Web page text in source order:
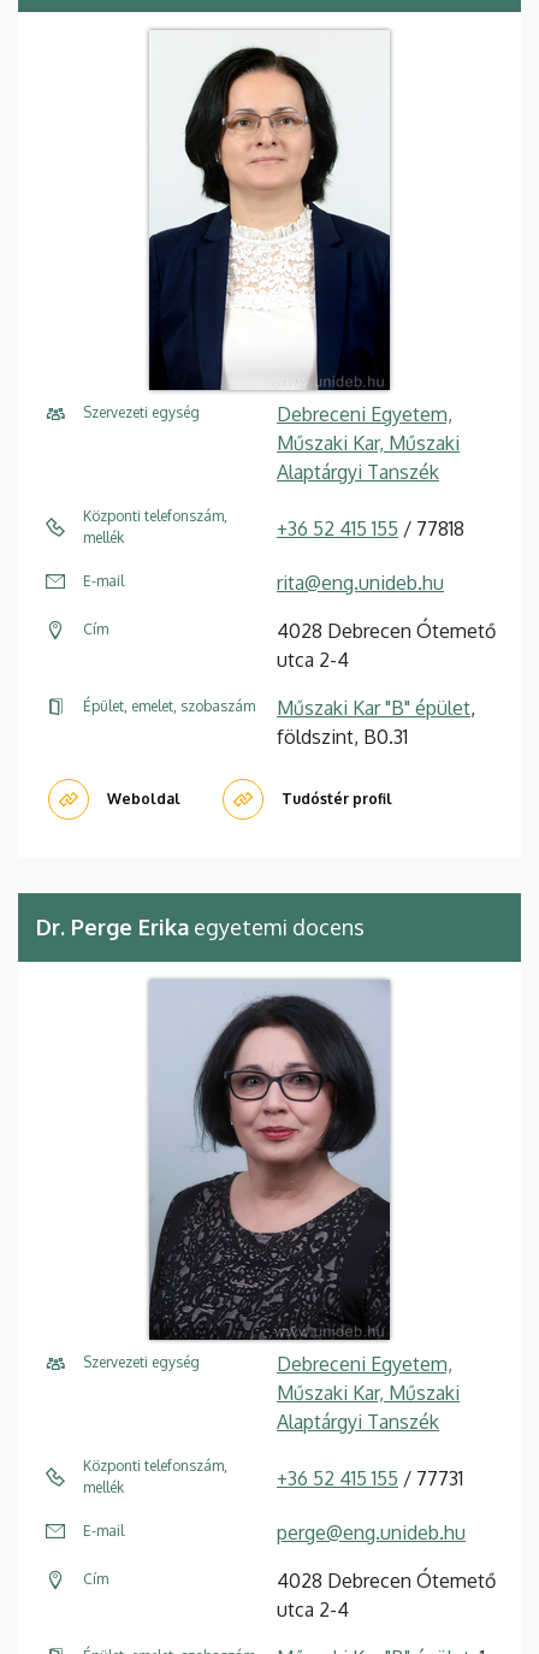
Szervezeti egység
Debreceni Egyetem,
Műszaki Kar, Műszaki
Alaptárgyi Tanszék
Központi telefonszám,
mellék
+36 52 415 155 / 77818
E-mail rita@eng.unideb.hu
Cím
4028 Debrecen Ótemető
utca 2-4
Épület, emelet, szobaszám Műszaki Kar "B" épület,
földszint, B0.31
Weboldal Tudóstér profil
Dr. Perge Erika egyetemi docens
Szervezeti egység
Debreceni Egyetem,
Műszaki Kar, Műszaki
Alaptárgyi Tanszék
Központi telefonszám,
mellék
+36 52 415 155 / 77731
E-mail perge@eng.unideb.hu
Cím
4028 Debrecen Ótemető
utca 2-4